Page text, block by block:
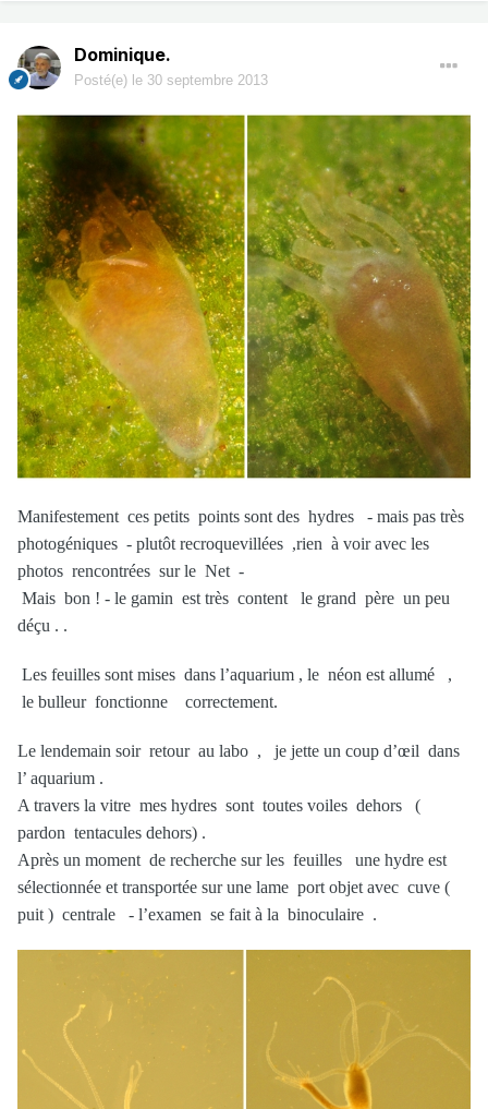
Dominique.
Posté(e) le 30 septembre 2013
Manifestement ces petits points sont des hydres - mais pas très
photogéniques - plutôt recroquevillées ,rien à voir avec les
photos rencontrées sur le Net -
Mais bon ! - le gamin est très content le grand père un peu
déçu . .
Les feuilles sont mises dans l’aquarium , le néon est allumé ,
le bulleur fonctionne correctement.
Le lendemain soir retour au labo , je jette un coup d’œil dans
l’ aquarium .
A travers la vitre mes hydres sont toutes voiles dehors (
pardon tentacules dehors) .
Après un moment de recherche sur les feuilles une hydre est
sélectionnée et transportée sur une lame port objet avec cuve (
puit ) centrale - l’examen se fait à la binoculaire .